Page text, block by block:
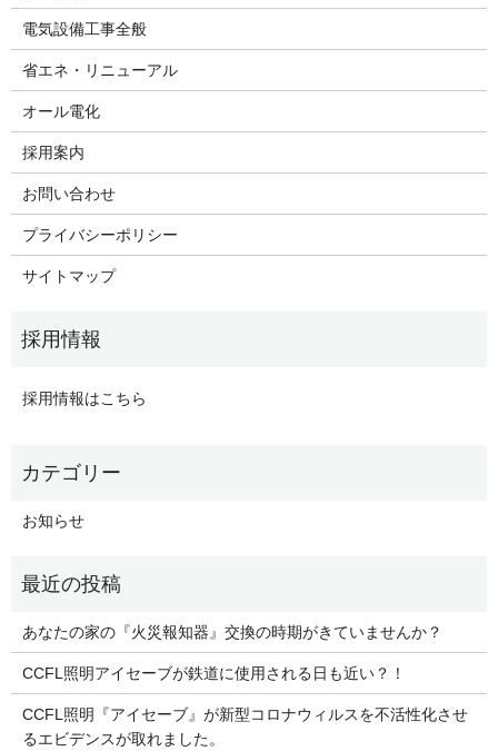
電気設備工事全般
省エネ・リニューアル
オール電化
採用案内
お問い合わせ
プライバシーポリシー
サイトマップ
採用情報はこちら
お知らせ
あなたの家の『火災報知器』交換の時期がきていませんか？
CCFL照明アイセーブが鉄道に使用される日も近い？！
CCFL照明『アイセーブ』が新型コロナウィルスを不活性化させ
るエビデンスが取れました。